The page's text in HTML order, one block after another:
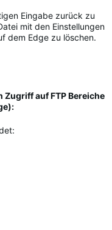
Eingabe zurück zu
mit den Einstellungen
dem Edge zu löschen.
Zugriff auf FTP Bereiche